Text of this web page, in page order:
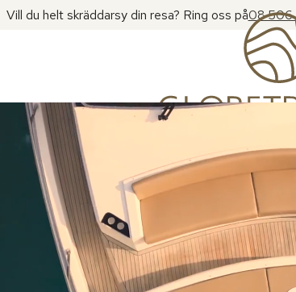
Vill du helt skräddarsy din resa? Ring oss på08 506